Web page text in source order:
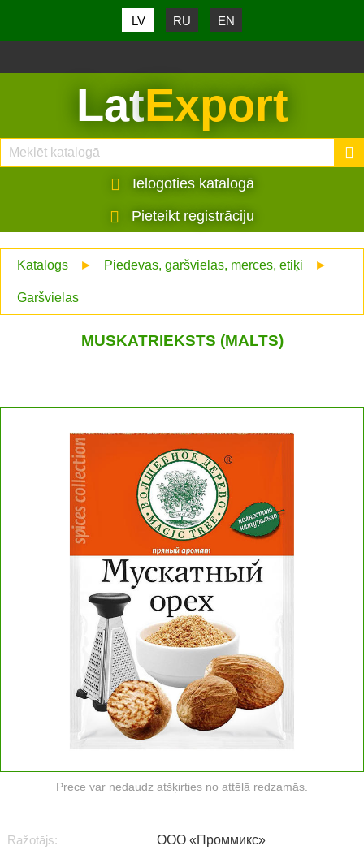
LV RU EN
LatExport
Ielogoties katalogā
Pieteikt registrāciju
Katalogs ► Piedevas, garšvielas, mērces, etiķi ►
Garšvielas
MUSKATRIEKSTS (MALTS)
Prece var nedaudz atšķirties no attēlā redzamās.
Ražotājs: ООО «Проммикс»